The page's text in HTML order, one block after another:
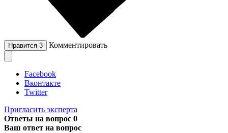
Нравится 3 Комментировать
Facebook
Вконтакте
Twitter
Пригласить эксперта
Ответы на вопрос 0
Ваш ответ на вопрос